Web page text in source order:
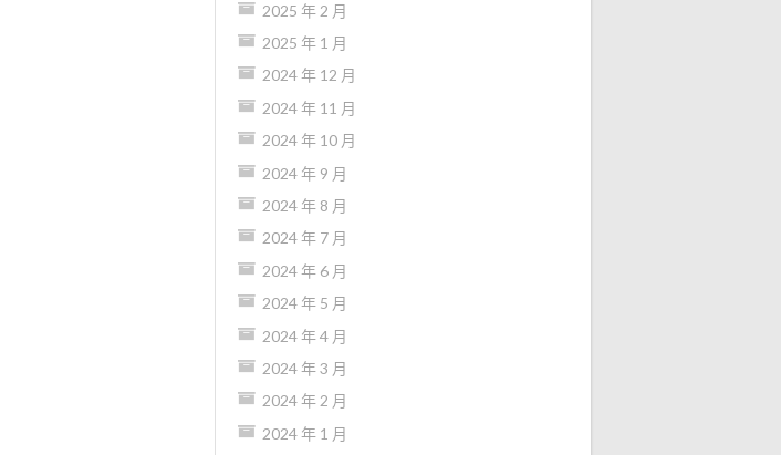
2025 年 2 月
2025 年 1 月
2024 年 12 月
2024 年 11 月
2024 年 10 月
2024 年 9 月
2024 年 8 月
2024 年 7 月
2024 年 6 月
2024 年 5 月
2024 年 4 月
2024 年 3 月
2024 年 2 月
2024 年 1 月